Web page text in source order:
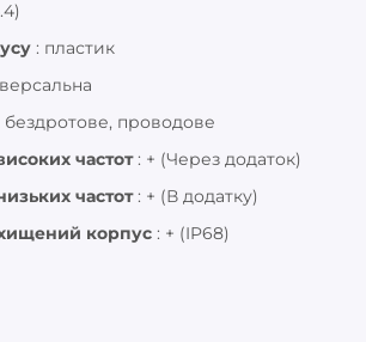
: пластик
бездротове, проводове
частот: + (Через додаток)
частот: + (В додатку)
корпус : + (IP68)